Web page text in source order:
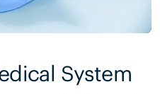
System